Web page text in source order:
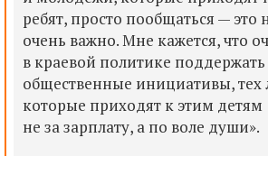
ребят, просто пообщаться — это
очень важно. Мне кажется, что
в краевой политике поддержать
общественные инициативы,
которые приходят к этим детям
не за зарплату, а по воле души».